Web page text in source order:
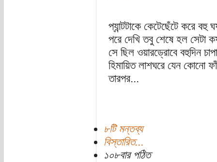
প্যান্টটাকে কেটেছেঁটে করে বহু
পরে দেখি তবু শেষে হল সেটা
সে ছিল ওয়ারড্রোবে বহুদিন
হিমায়িত লাশঘরে যেন কোনো
তারপর...
৮টি মন্তব্য
বিস্তারিত...
১০৮বার পঠিত